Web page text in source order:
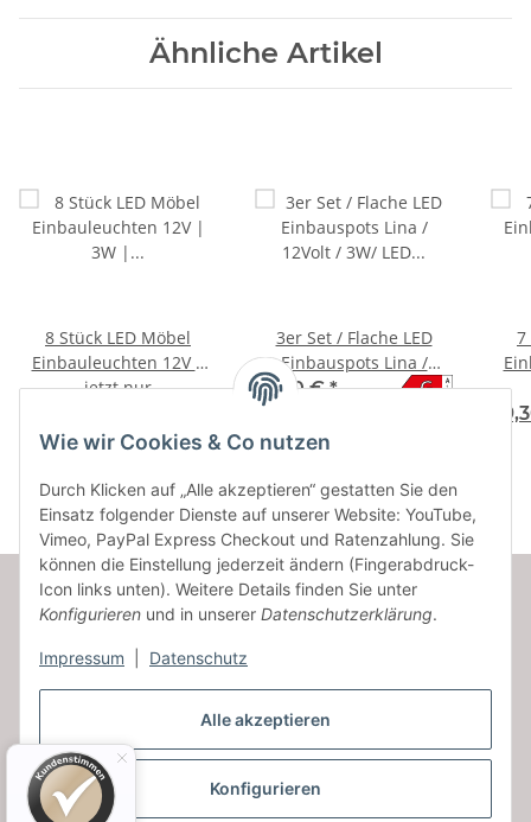
Alle akzeptieren
Konfigurieren
Wie wir Cookies & Co nutzen
Durch Klicken auf „Alle akzeptieren“ gestatten Sie den
Einsatz folgender Dienste auf unserer Website: YouTube,
Vimeo, PayPal Express Checkout und Ratenzahlung. Sie
können die Einstellung jederzeit ändern (Fingerabdruck-
Icon links unten). Weitere Details finden Sie unter
Konfigurieren und in unserer Datenschutzerklärung.
Impressum Datenschutz
Ähnliche Artikel
8 Stück LED Möbel
Einbauleuchten 12V |
3W | Einbautiefe 12mm
jetzt nur
3er Set / Flache LED
Einbauspots Lina /
12Volt / 3W/ LED Trafo /
schaltbare Steckdosen
55,50 €* A
↑
G
7
3W
|
Vertrag widerrufen